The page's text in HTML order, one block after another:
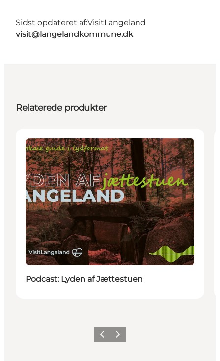
Sidst opdateret af:VisitLangeland
visit@langelandkommune.dk
Relaterede produkter
Aktiviteter
Podcast: Lyden af Jættestuen
ForrigeNæste